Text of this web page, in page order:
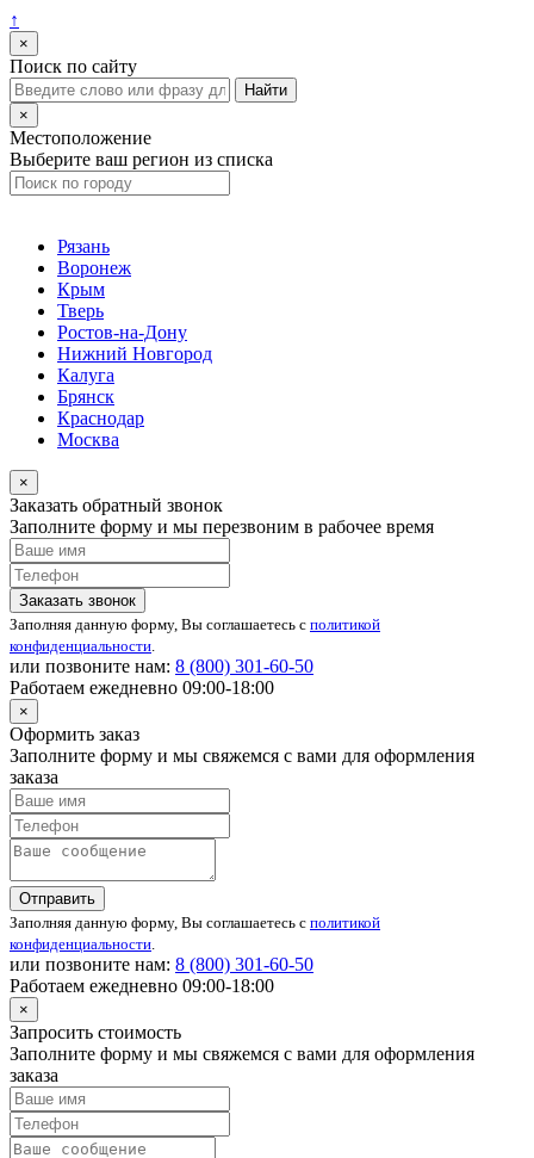
↑
×
Поиск по сайту
×
Местоположение
Выберите ваш регион из списка
Рязань
Воронеж
Крым
Тверь
Ростов-на-Дону
Нижний Новгород
Калуга
Брянск
Краснодар
Москва
×
Заказать обратный звонок
Заполните форму и мы перезвоним в рабочее время
Заказать звонок
Заполняя данную форму, Вы соглашаетесь с политикой
конфиденциальности.
или позвоните нам: 8 (800) 301-60-50
Работаем ежедневно 09:00-18:00
×
Оформить заказ
Заполните форму и мы свяжемся с вами для оформления
заказа
Отправить
Заполняя данную форму, Вы соглашаетесь с политикой
конфиденциальности.
или позвоните нам: 8 (800) 301-60-50
Работаем ежедневно 09:00-18:00
×
Запросить стоимость
Заполните форму и мы свяжемся с вами для оформления
заказа